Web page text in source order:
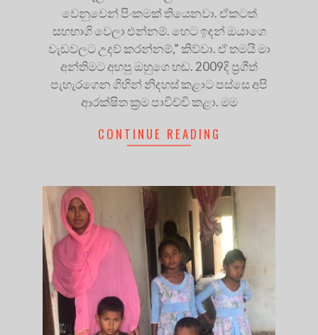
වෙනුවෙන් පිංකමක් තියෙනවා. ඒකටත්
සහභාගි වෙලා එන්නම්. හෙට ඉඳන් ඔයාගෙ
වැඩවලට උදව් කරන්නම්,” කිව්වා. ඒ තමයි මා
අන්තිමට අහපු ඔහුගෙ හඬ. 2009දි ප්‍රගීත්
පැහැරගෙන ගිහින් නිදහස් කළාට පස්සෙ අපි
ආරක්ෂිත ක්‍රම පාවිච්චි කළා. මම
CONTINUE READING